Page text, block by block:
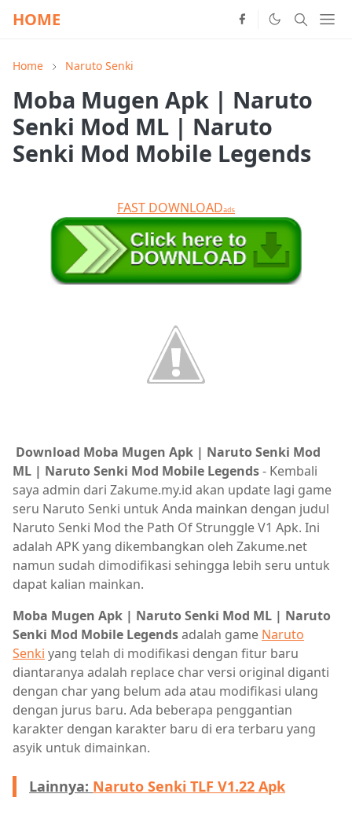
HOME
Home Naruto Senki
Moba Mugen Apk | Naruto
Senki Mod ML | Naruto
Senki Mod Mobile Legends
FAST DOWNLOADads
Download Moba Mugen Apk | Naruto Senki Mod
ML | Naruto Senki Mod Mobile Legends- Kembali
saya admin dari Zakume.my.id akan update lagi game
seru Naruto Senki untuk Anda mainkan dengan judul
Naruto Senki Mod the Path Of Strunggle V1 Apk. Ini
adalah APK yang dikembangkan oleh Zakume.net
namun sudah dimodifikasi sehingga lebih seru untuk
dapat kalian mainkan.
Moba Mugen Apk | Naruto Senki Mod ML | Naruto
Senki Mod Mobile Legendsadalah game Naruto
Senki yang telah di modifikasi dengan fitur baru
diantaranya adalah replace char versi original diganti
dengan char yang belum ada atau modifikasi ulang
dengan jurus baru. Ada beberapa penggantian
karakter dengan karakter baru di era terbaru yang
asyik untuk dimainkan.
Lainnya: Naruto Senki TLF V1.22 Apk